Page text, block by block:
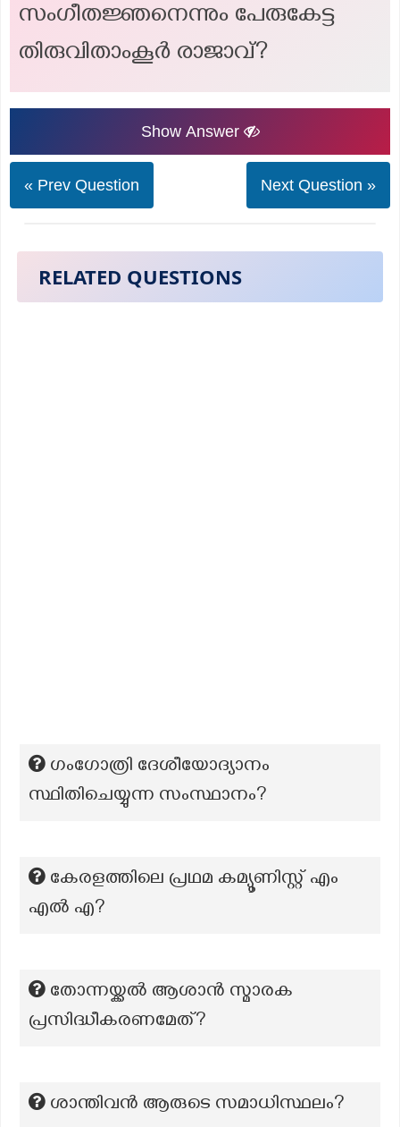
സംഗീതജ്ഞനെന്നും പേരുകേട്ട
തിരുവിതാംകൂർ രാജാവ്?
Show Answer
« Prev Question Next Question »
RELATED QUESTIONS
ഗംഗോത്രി ദേശീയോദ്യാനം
സ്ഥിതിചെയ്യുന്ന സംസ്ഥാനം?
കേരളത്തിലെ പ്രഥമ കമ്യൂണിസ്റ്റ് എം
എൽ എ?
തോന്നയ്ക്കൽ ആശാൻ സ്മാരക
പ്രസിദ്ധീകരണമേത്?
ശാന്തിവൻ ആരുടെ സമാധിസ്ഥലം?